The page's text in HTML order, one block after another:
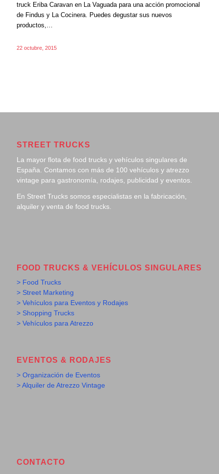
truck Eriba Caravan en La Vaguada para una acción promocional
de Findus y La Cocinera. Puedes degustar sus nuevos
productos,…
22 octubre, 2015
STREET TRUCKS
La mayor flota de food trucks y vehículos singulares de
España. Contamos con más de 100 vehículos y atrezzo
vintage para gastronomía, rodajes, publicidad y eventos.
En Street Trucks somos especialistas en la fabricación,
alquiler y venta de food trucks.
FOOD TRUCKS & VEHÍCULOS SINGULARES
> Food Trucks
> Street Marketing
> Vehículos para Eventos y Rodajes
> Shopping Trucks
> Vehículos para Atrezzo
EVENTOS & RODAJES
> Organización de Eventos
> Alquiler de Atrezzo Vintage
CONTACTO